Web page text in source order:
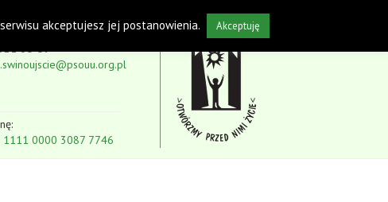
35-59
0000 3087 7746
akceptujesz jej postanowienia. Akceptuję